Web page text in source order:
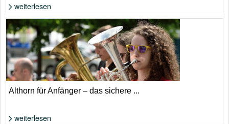
Foto: Shutterstock von KPG_Payless
weiterlesen
Althorn für Anfänger – das sichere ...
weiterlesen